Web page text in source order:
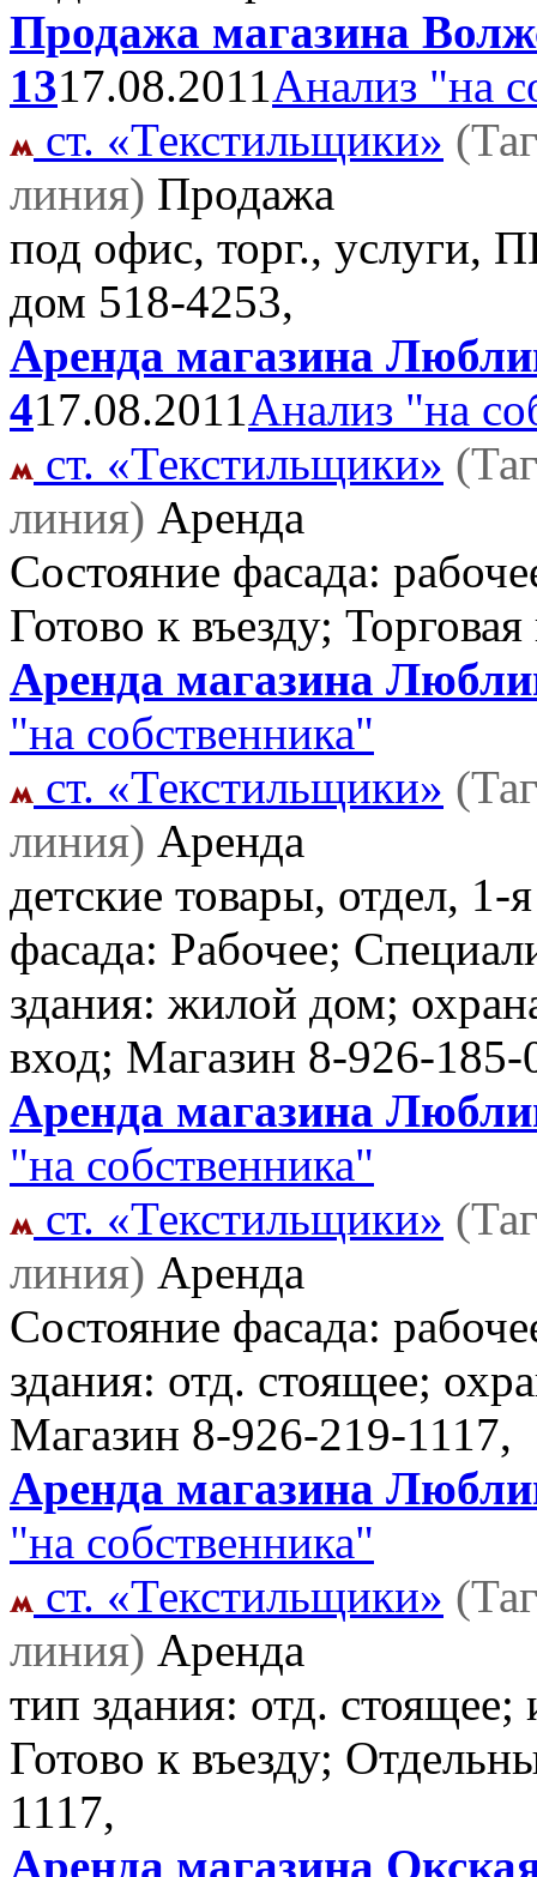
Продажа магазина
1317.08.2011Анализ "на
ст. «Текстильщики»
линия) Продажа
под офис, торг., услуги,
дом 518-4253,
Аренда магазина
417.08.2011Анализ "на
ст. «Текстильщики»
линия) Аренда
Состояние фасада:
Готово к въезду;
Аренда магазина
"на собственника"
ст. «Текстильщики»
линия) Аренда
детские товары, отдел,
фасада: Рабочее;
здания: жилой дом;
вход; Магазин 8-926-185-
Аренда магазина
"на собственника"
ст. «Текстильщики»
линия) Аренда
Состояние фасада:
здания: отд. стоящее;
Магазин 8-926-219-1117,
Аренда магазина
"на собственника"
ст. «Текстильщики»
линия) Аренда
тип здания: отд.
Готово к въезду;
1117,
Аренда магазина